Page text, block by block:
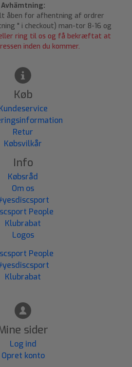
Avhämtning:
åben for afhentning af ordrer
" i checkout) man-tor 8-16 og
eller ring til os og få bekræftat at
inden du kommer.
Køb
Retur
Købsvilkår
Info
Købsråd
Om os
People
Klubrabat
Logos
People
Klubrabat
sider
Log ind
Opret konto